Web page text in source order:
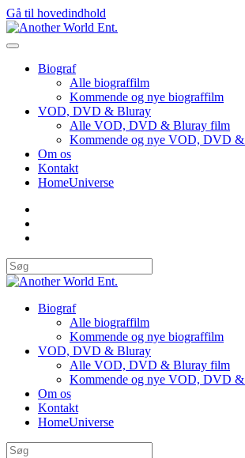
Gå til hovedindhold
Biograf
Alle biograffilm
Kommende og nye biograffilm
VOD, DVD & Bluray
Alle VOD, DVD & Bluray film
Kommende og nye VOD, DVD
Om os
Kontakt
HomeUniverse
Biograf
Alle biograffilm
Kommende og nye biograffilm
VOD, DVD & Bluray
Alle VOD, DVD & Bluray film
Kommende og nye VOD, DVD
Om os
Kontakt
HomeUniverse